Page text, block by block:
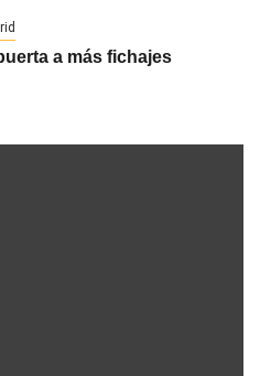
a más fichajes